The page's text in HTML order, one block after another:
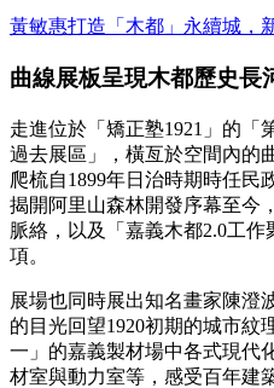
黃敏惠打造「木都」永續城，
曲線展板呈現木都歷史長
走進位於「矯正塾1921」的
過去展區」，橫亙於空間內的
爬梳自1899年日治時期時任民
揭開阿里山森林開發序幕至今
脈絡，以及「嘉義木都2.0工
項。
展場也同時展出知名畫家陳澄
的目光回望1920初期的城市紋
一」的嘉義製材場中各式現代
材室與動力室等，感受百年建